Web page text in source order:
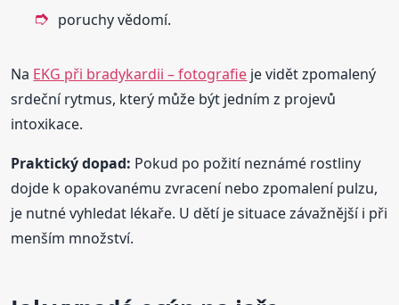
poruchy vědomí.
Na EKG při bradykardii – fotografie je vidět zpomalený
srdeční rytmus, který může být jedním z projevů
intoxikace.
Praktický dopad: Pokud po požití neznámé rostliny
dojde k opakovanému zvracení nebo zpomalení pulzu,
je nutné vyhledat lékaře. U dětí je situace závažnější i při
menším množství.